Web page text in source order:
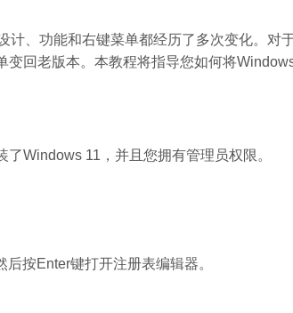
计、功能和右键菜单都经历了多次变化。对
变回老版本。本教程将指导您如何将
Windows 11，并且您拥有管理员权限。
后按Enter键打开注册表编辑器。